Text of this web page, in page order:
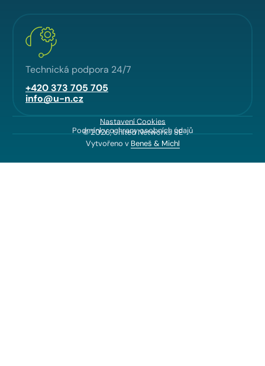
Technická podpora 24/7
+420 373 705 705
info@u-n.cz
Nastavení Cookies
Podmínky ochrany osobních údajů
© 2026, United Networks SE
Vytvořeno v Beneš & Michl